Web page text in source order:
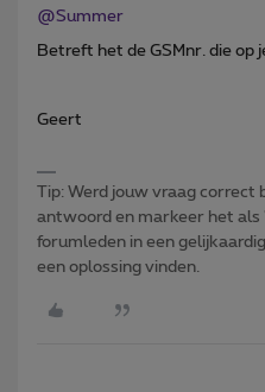
@Summer
Betreft het de GSMnr. die
Geert
Tip: Werd jouw vraag correct
antwoord en markeer het
forumleden in een
een oplossing vinden.